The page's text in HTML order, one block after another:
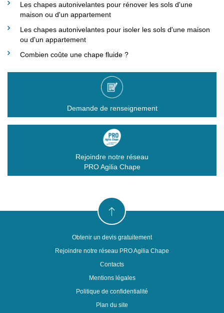
Email*
Code postal
Votre demande
Votre besoin
Délai de réalisation (Préciser en jours, semaines ou
mois)
Les chapes autonivelantes pour rénover les sols d'une
maison ou d'un appartement
Les chapes autonivelantes pour isoler les sols d'une maison
ou d'un appartement
Combien coûte une chape fluide ?
Demande de renseignement
Rejoindre notre réseau
PRO Agilia Chape
Obtenir un devis gratuitement
Rejoindre notre réseau PRO Agilia Chape
Contacts
Mentions légales
Politique de confidentialité
Plan du site